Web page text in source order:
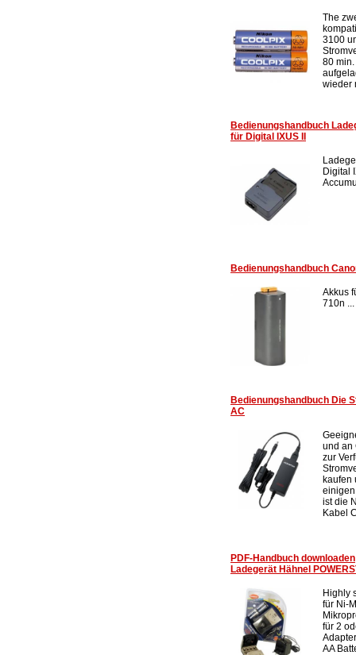
The
3100
80
wieder
Bedienungshandbuch
für Digital IXUS II
Digital
Bedienungshandbuch
Akkus
710n ...
Bedienungshandbuch Die
AC
und an
zur
kaufen
ist die
Kabel
PDF-Handbuch downloaden
Ladegerät Hähnel
Highly
für Ni-
für 2
AA